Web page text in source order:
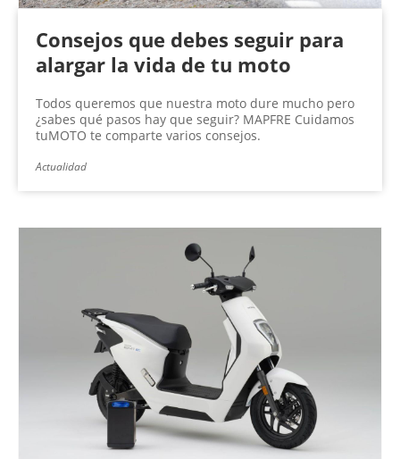
Consejos que debes seguir para
alargar la vida de tu moto
Todos queremos que nuestra moto dure mucho pero
¿sabes qué pasos hay que seguir? MAPFRE Cuidamos
tuMOTO te comparte varios consejos.
Actualidad